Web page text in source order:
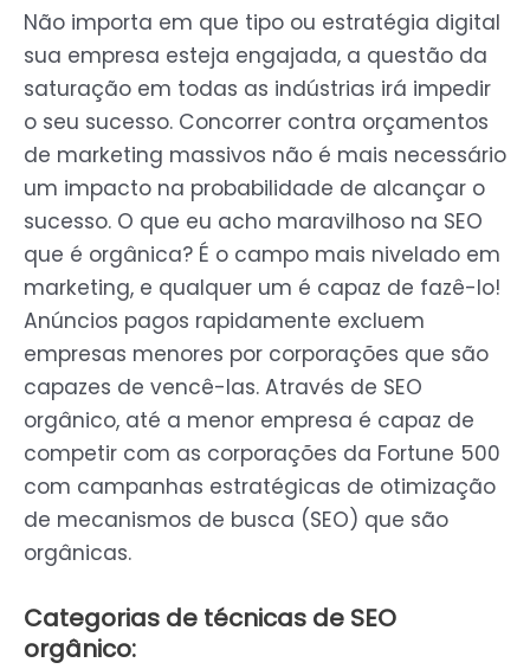
Não importa em que tipo ou estratégia digital
sua empresa esteja engajada, a questão da
saturação em todas as indústrias irá impedir
o seu sucesso. Concorrer contra orçamentos
de marketing massivos não é mais necessário
um impacto na probabilidade de alcançar o
sucesso. O que eu acho maravilhoso na SEO
que é orgânica? É o campo mais nivelado em
marketing, e qualquer um é capaz de fazê-lo!
Anúncios pagos rapidamente excluem
empresas menores por corporações que são
capazes de vencê-las. Através de SEO
orgânico, até a menor empresa é capaz de
competir com as corporações da Fortune 500
com campanhas estratégicas de otimização
de mecanismos de busca (SEO) que são
orgânicas.
Categorias de técnicas de SEO
orgânico: